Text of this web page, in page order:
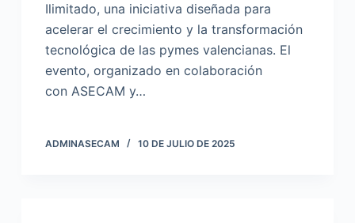
Ilimitado, una iniciativa diseñada para
acelerar el crecimiento y la transformación
tecnológica de las pymes valencianas. El
evento, organizado en colaboración
con ASECAM y…
ADMINASECAM 10 DE JULIO DE 2025